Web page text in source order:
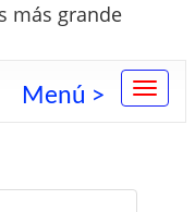
más grande
Menú >